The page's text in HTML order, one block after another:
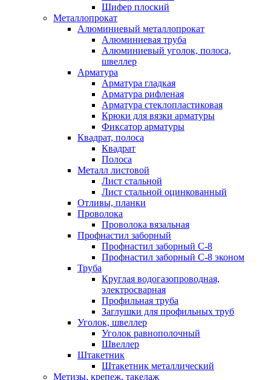
Шифер плоский
Металлопрокат
Алюминиевый металлопрокат
Алюминиевая труба
Алюминиевый уголок, полоса,
швеллер
Арматура
Арматура гладкая
Арматура рифленая
Арматура стеклопластиковая
Крюки для вязки арматуры
Фиксатор арматуры
Квадрат, полоса
Квадрат
Полоса
Металл листовой
Лист стальной
Лист стальной оцинкованный
Отливы, планки
Проволока
Проволока вязальная
Профнастил заборный
Профнастил заборный С-8
Профнастил заборный С-8 эконом
Труба
Круглая водогазопроводная,
электросварная
Профильная труба
Заглушки для профильных труб
Уголок, швеллер
Уголок равнополочный
Швеллер
Штакетник
Штакетник металлический
Метизы, крепеж, такелаж